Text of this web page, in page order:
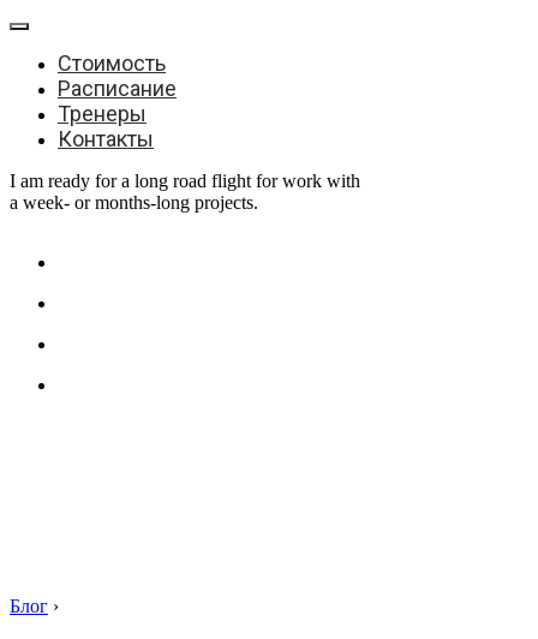
Стоимость
Расписание
Тренеры
Контакты
I am ready for a long road flight for work with
a week- or months-long projects.
Блог ›